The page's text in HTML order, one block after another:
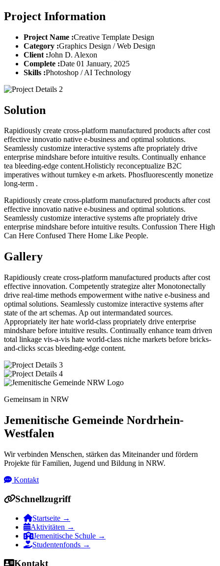
Project Information
Project Name :Creative Template Design
Category :Graphics Design / Web Design
Client :John D. Alexon
Complete :Date 01 January, 2025
Skills :Photoshop / AI Technology
Solution
Rapidiously create cross-platform manufactured products after cost
effective innovatio native e-business and optimal solutions.
Seamlessly customize interactive systems afte propriately drive
enterprise mindshare before intuitive results. Continually enhance
tea bleeding-edge content.Holisticly reconceptualize B2C
imperatives without turnkey e-m arkets. Phosfluorescently monetize
long-term .
Rapidiously create cross-platform manufactured products after cost
effective innovatio native e-business and optimal solutions.
Seamlessly customize interactive systems afte propriately drive
enterprise mindshare before intuitive results. Confussion There High
Can Here Confused There Home Like People.
Gallery
Rapidiously create cross-platform manufactured products after cost
effective innovation. Competently strategize alter Monotonectally
drive real-time methods empowerment withe native e-business and
optimal solutions. Seamlessly customize interactive systems after
state of the art schemas. Ap out intermandated sources.
Appropriately iter hate world-class propriately drive enterprise
mindshare before intuitive results. Continually enhance team driven
total linkage vis-a-vis hate world-class niche markets before bricks-
and-clicks sccas bleeding-edge content.
Gemeinsam in NRW
Jemenitische Gemeinde Nordrhein-
Westfalen
Wir verbinden Menschen, stärken das Miteinander und fördern
Projekte für Familien, Jugend und Bildung in NRW.
Kontakt
Schnellzugriff
Startseite →
Aktivitäten →
Jemenitische Schule →
Studentenfonds →
Kontakt